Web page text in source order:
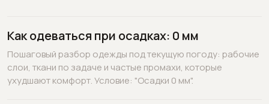
Как одеваться при осадках: 0 мм
Пошаговый разбор одежды под текущую погоду: рабочие
слои, ткани по задаче и частые промахи, которые
ухудшают комфорт. Условие: "Осадки 0 мм".